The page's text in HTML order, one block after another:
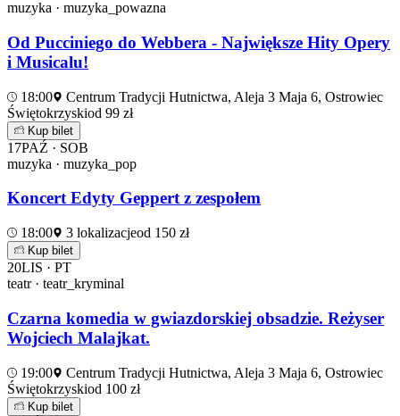
muzyka · muzyka_powazna
Od Pucciniego do Webbera - Największe Hity Opery
i Musicalu!
18:00
Centrum Tradycji Hutnictwa, Aleja 3 Maja 6, Ostrowiec
Świętokrzyskiod 99 zł
Kup bilet
17PAŹ · SOB
muzyka · muzyka_pop
Koncert Edyty Geppert z zespołem
18:00 3 lokalizacjeod 150 zł
Kup bilet
20LIS · PT
teatr · teatr_kryminal
Czarna komedia w gwiazdorskiej obsadzie. Reżyser
Wojciech Malajkat.
19:00
Centrum Tradycji Hutnictwa, Aleja 3 Maja 6, Ostrowiec
Świętokrzyskiod 100 zł
Kup bilet